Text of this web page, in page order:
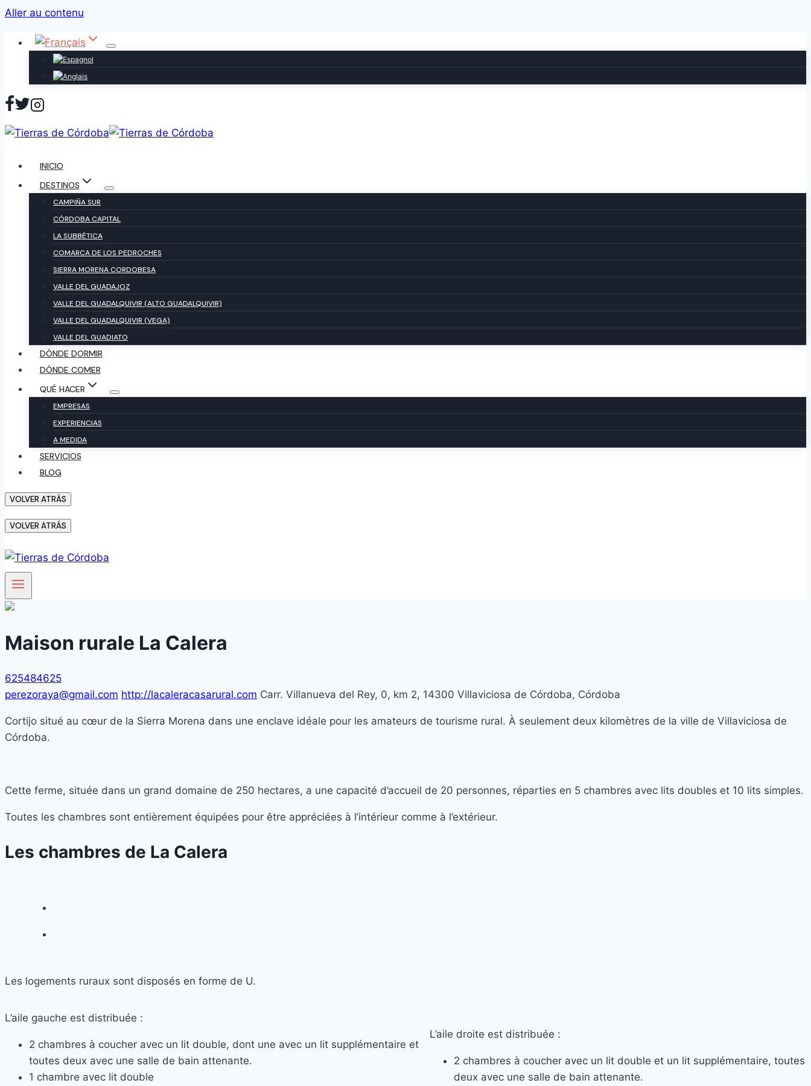
Aller au contenu
INICIO
DESTINOS
CAMPIÑA SUR
CÓRDOBA CAPITAL
LA SUBBÉTICA
COMARCA DE LOS PEDROCHES
SIERRA MORENA CORDOBESA
VALLE DEL GUADAJOZ
VALLE DEL GUADALQUIVIR (ALTO GUADALQUIVIR)
VALLE DEL GUADALQUIVIR (VEGA)
VALLE DEL GUADIATO
DÓNDE DORMIR
DÓNDE COMER
QUÉ HACER
EMPRESAS
EXPERIENCIAS
A MEDIDA
SERVICIOS
BLOG
VOLVER ATRÁS
VOLVER ATRÁS
Maison rurale La Calera
625484625
perezoraya@gmail.com http://lacaleracasarural.com Carr. Villanueva del Rey, 0, km 2, 14300 Villaviciosa de Córdoba, Córdoba
Cortijo situé au cœur de la Sierra Morena dans une enclave idéale pour les amateurs de tourisme rural. À seulement deux kilomètres de la ville de Villaviciosa de
Córdoba.
Cette ferme, située dans un grand domaine de 250 hectares, a une capacité d’accueil de 20 personnes, réparties en 5 chambres avec lits doubles et 10 lits simples.
Toutes les chambres sont entièrement équipées pour être appréciées à l’intérieur comme à l’extérieur.
Les chambres de La Calera
Les logements ruraux sont disposés en forme de U.
L’aile gauche est distribuée :
2 chambres à coucher avec un lit double, dont une avec un lit supplémentaire et
toutes deux avec une salle de bain attenante.
1 chambre avec lit double
L’aile droite est distribuée :
2 chambres à coucher avec un lit double et un lit supplémentaire, toutes
deux avec une salle de bain attenante.